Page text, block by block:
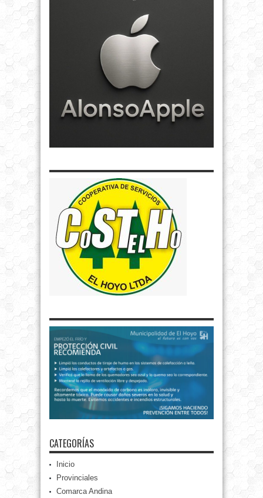
CATEGORÍAS
Inicio
Provinciales
Comarca Andina